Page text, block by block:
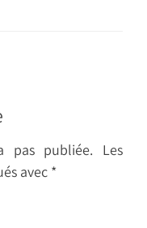
pas publiée.
Les
avec *